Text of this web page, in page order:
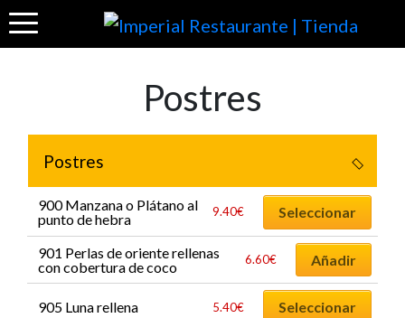
Postres
Postres
900 Manzana o Plátano al
punto de hebra
9.40€ Seleccionar
901 Perlas de oriente rellenas
con cobertura de coco
6.60€ Añadir
905 Luna rellena 5.40€ Seleccionar